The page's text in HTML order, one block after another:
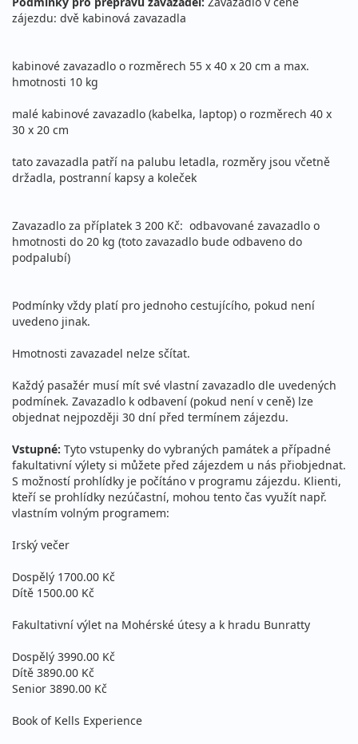
zájezdu: dvě kabinová zavazadla
kabinové zavazadlo o rozměrech 55 x 40 x 20 cm a max.
hmotnosti 10 kg
malé kabinové zavazadlo (kabelka, laptop) o rozměrech 40 x
30 x 20 cm
tato zavazadla patří na palubu letadla, rozměry jsou včetně
držadla, postranní kapsy a koleček
Zavazadlo za příplatek 3 200 Kč: odbavované zavazadlo o
hmotnosti do 20 kg (toto zavazadlo bude odbaveno do
podpalubí)
Podmínky vždy platí pro jednoho cestujícího, pokud není
uvedeno jinak.
Hmotnosti zavazadel nelze sčítat.
Každý pasažér musí mít své vlastní zavazadlo dle uvedených
podmínek. Zavazadlo k odbavení (pokud není v ceně) lze
objednat nejpozději 30 dní před termínem zájezdu.
Vstupné: Tyto vstupenky do vybraných památek a případné
fakultativní výlety si můžete před zájezdem u nás přiobjednat.
S možností prohlídky je počítáno v programu zájezdu. Klienti,
kteří se prohlídky nezúčastní, mohou tento čas využít např.
vlastním volným programem:
Irský večer
Dospělý 1700.00 Kč
Dítě 1500.00 Kč
Fakultativní výlet na Mohérské útesy a k hradu Bunratty
Dospělý 3990.00 Kč
Dítě 3890.00 Kč
Senior 3890.00 Kč
Book of Kells Experience